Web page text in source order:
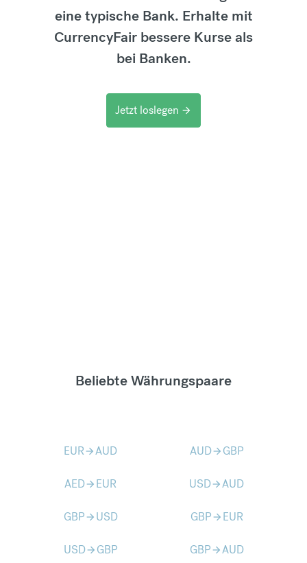
eine typische Bank. Erhalte mit
CurrencyFair bessere Kurse als
bei Banken.
Jetzt loslegen arrow_forward
Beliebte Währungspaare
EURarrow_forwardAUD AUDarrow_forward GBP
AEDarrow_forward EUR USDarrow_forwardAUD
GBParrow_forward USD GBParrow_forward EUR
USDarrow_forward GBP GBParrow_forwardAUD